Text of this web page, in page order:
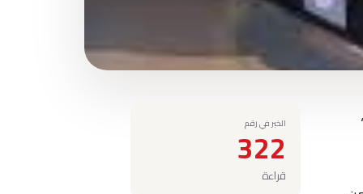
الخبر في رقم
322
قراءة